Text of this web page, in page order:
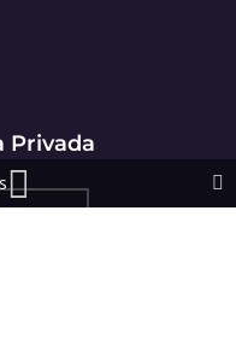
Privada